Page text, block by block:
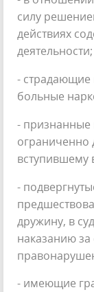
силу
действиях
деятельности;
- страдающие
больные
-
вступившему
-
дружину, в
наказанию
- имеющие